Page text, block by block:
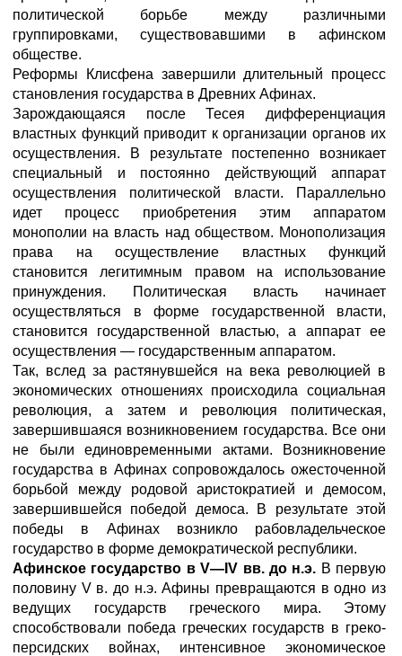
политической борьбе между различными
группировками, существовавшими в афинском
обществе.
Реформы Клисфена завершили длительный процесс
становления государства в Древних Афинах.
Зарождающаяся после Тесея дифференциация
властных функций приводит к организации органов их
осуществления. В результате постепенно возникает
специальный и постоянно действующий аппарат
осуществления политической власти. Параллельно
идет процесс приобретения этим аппаратом
монополии на власть над обществом. Монополизация
права на осуществление властных функций
становится легитимным правом на использование
принуждения. Политическая власть начинает
осуществляться в форме государственной власти,
становится государственной властью, а аппарат ее
осуществления — государственным аппаратом.
Так, вслед за растянувшейся на века революцией в
экономических отношениях происходила социальная
революция, а затем и революция политическая,
завершившаяся возникновением государства. Все они
не были единовременными актами. Возникновение
государства в Афинах сопровождалось ожесточенной
борьбой между родовой аристократией и демосом,
завершившейся победой демоса. В результате этой
победы в Афинах возникло рабовладельческое
государство в форме демократической республики.
Афинское государство в V—IV вв. до н.э. В первую
половину V в. до н.э. Афины превращаются в одно из
ведущих государств греческого мира. Этому
способствовали победа греческих государств в греко-
персидских войнах, интенсивное экономическое